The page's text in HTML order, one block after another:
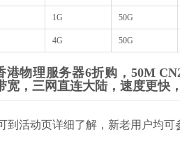
1G 50G
4G 50G
港物理服务器6折购，50M
宽，三网直连大陆，速度更快
到活动页详细了解，新老用户均可